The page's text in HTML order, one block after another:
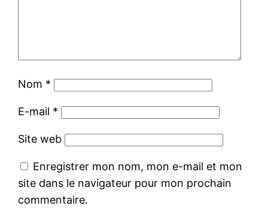
Nom *
E-mail *
Site web
Enregistrer mon nom, mon e-mail et mon
site dans le navigateur pour mon prochain
commentaire.